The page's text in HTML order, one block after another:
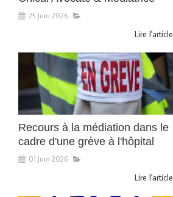
25 Juin 2026
Lire l'article
Recours à la médiation dans le
cadre d'une grève à l'hôpital
01 Juin 2026
Lire l'article